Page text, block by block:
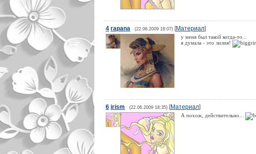
4 rapana (22.06.2009 18:07) [Материал]
у меня был такой когда-то...
я думала - это лилия!
6 irism (22.06.2009 18:35) [Материал]
А похож, действительно...